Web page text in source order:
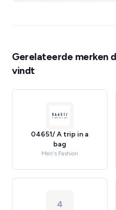
Gerelateerde merken
vindt
04651/ A trip in a
bag
Men's Fashion
4